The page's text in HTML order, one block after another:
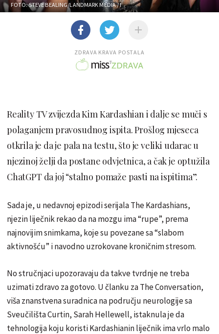
FOTO: STEVE BEALING/LANDMARK MEDIA / I
ZDRAVA KRAVA POSTALA
Reality TV zvijezda Kim Kardashian i dalje se muči s
polaganjem pravosudnog ispita. Prošlog mjeseca
otkrila je da je pala na testu, što je veliki udarac u
njezinoj želji da postane odvjetnica, a čak je optužila
ChatGPT da joj “stalno pomaže pasti na ispitima”.
Sada je, u nedavnoj epizodi serijala The Kardashians,
njezin liječnik rekao da na mozgu ima “rupe”, prema
najnovijim snimkama, koje su povezane sa “slabom
aktivnošću” i navodno uzrokovane kroničnim stresom.
No stručnjaci upozoravaju da takve tvrdnje ne treba
uzimati zdravo za gotovo. U članku za The Conversation,
viša znanstvena suradnica na području neurologije sa
Sveučilišta Curtin, Sarah Hellewell, istaknula je da
tehnologija koju koristi Kardashianin liječnik ima vrlo malo